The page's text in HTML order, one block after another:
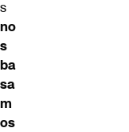
s
no
s
ba
sa
m
os